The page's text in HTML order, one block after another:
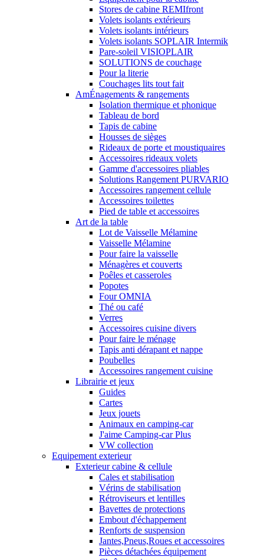
Stores de cabine REMIfront
Volets isolants extérieurs
Volets isolants intérieurs
Volets isolants SOPLAIR Intermik
Pare-soleil VISIOPLAIR
SOLUTIONS de couchage
Pour la literie
Couchages lits tout fait
AmÉnagements & rangements
Isolation thermique et phonique
Tableau de bord
Tapis de cabine
Housses de sièges
Rideaux de porte et moustiquaires
Accessoires rideaux volets
Gamme d'accessoires pliables
Solutions Rangement PURVARIO
Accessoires rangement cellule
Accessoires toilettes
Pied de table et accessoires
Art de la table
Lot de Vaisselle Mélamine
Vaisselle Mélamine
Pour faire la vaisselle
Ménagères et couverts
Poêles et casseroles
Popotes
Four OMNIA
Thé ou café
Verres
Accessoires cuisine divers
Pour faire le ménage
Tapis anti dérapant et nappe
Poubelles
Accessoires rangement cuisine
Librairie et jeux
Guides
Cartes
Jeux jouets
Animaux en camping-car
J'aime Camping-car Plus
VW collection
Equipement exterieur
Exterieur cabine & cellule
Cales et stabilisation
Vérins de stabilisation
Rétroviseurs et lentilles
Bavettes de protections
Embout d'échappement
Renforts de suspension
Jantes,Pneus,Roues et accessoires
Pièces détachées équipement